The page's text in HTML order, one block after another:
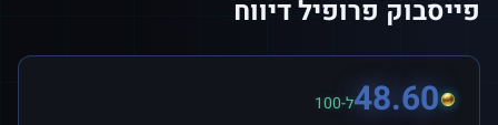
פייסבוק פרופיל דיווח
48.60ל-100